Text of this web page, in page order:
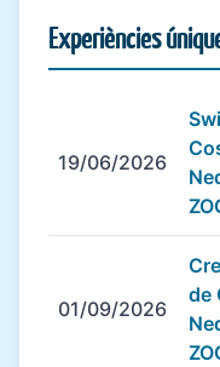
Experiències
19/06/2026
01/09/2026
de